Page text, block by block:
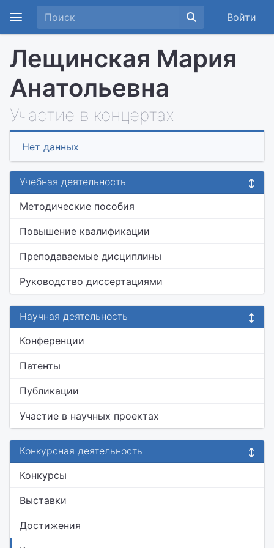
Войти
Лещинская Мария
Анатольевна
Участие в концертах
Нет данных
Учебная деятельность
Методические пособия
Повышение квалификации
Преподаваемые дисциплины
Руководство диссертациями
Научная деятельность
Конференции
Патенты
Публикации
Участие в научных проектах
Конкурсная деятельность
Конкурсы
Выставки
Достижения